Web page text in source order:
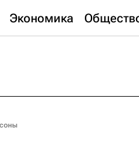
Экономика